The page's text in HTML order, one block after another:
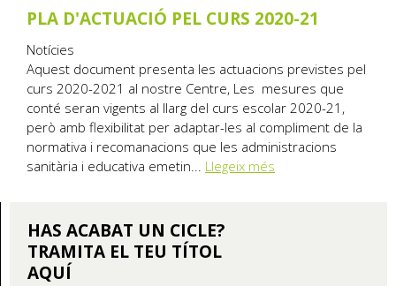
PLA D'ACTUACIÓ PEL CURS 2020-21
Notícies
Aquest document presenta les actuacions previstes pel
curs 2020-2021 al nostre Centre, Les mesures que
conté seran vigents al llarg del curs escolar 2020-21,
però amb flexibilitat per adaptar-les al compliment de la
normativa i recomanacions que les administracions
sanitària i educativa emetin... Llegeix més
HAS ACABAT UN CICLE?
TRAMITA EL TEU TÍTOL
AQUÍ